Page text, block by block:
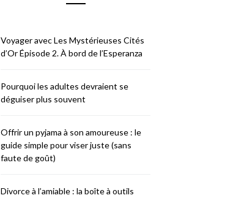
Voyager avec Les Mystérieuses Cités
d’Or Épisode 2. À bord de l’Esperanza
Pourquoi les adultes devraient se
déguiser plus souvent
Offrir un pyjama à son amoureuse : le
guide simple pour viser juste (sans
faute de goût)
Divorce à l’amiable : la boîte à outils